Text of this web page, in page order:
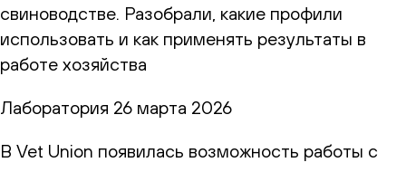
свиноводстве. Разобрали, какие профили
использовать и как применять результаты в
работе хозяйства
Лаборатория 26 марта 2026
В Vet Union появилась возможность работы с